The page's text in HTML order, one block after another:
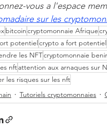
vous a l'espace
sur les
bitcoincryptomonnaie Afrique
potentielcrypto a fort potentiel
les NFTcryptomonnaie
nftattention aux arnaques sur
les risques sur les nft
Tutoriels cryptomonnaies